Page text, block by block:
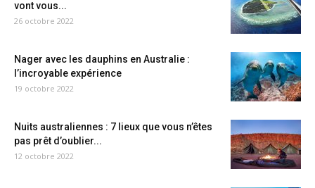
vont vous...
26 octobre 2022
Nager avec les dauphins en Australie :
l’incroyable expérience
19 octobre 2022
Nuits australiennes : 7 lieux que vous n’êtes
pas prêt d’oublier...
12 octobre 2022